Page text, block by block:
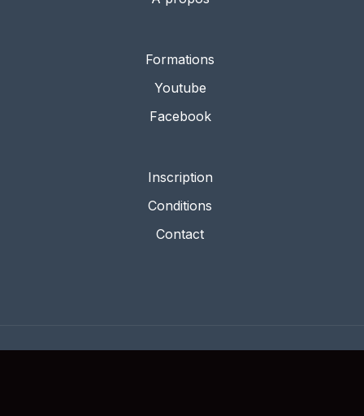
Formations
Youtube
Facebook
Inscription
Conditions
Contact